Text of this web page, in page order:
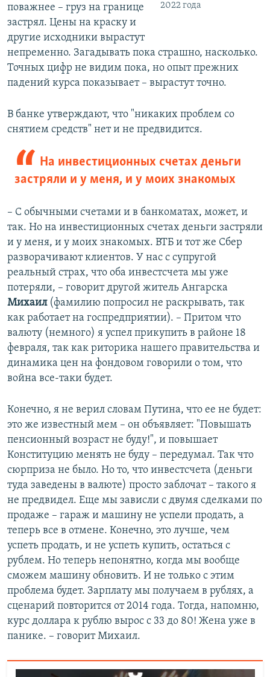
2022 года
поважнее – груз на границе
застрял. Цены на краску и
другие исходники вырастут
непременно. Загадывать пока страшно, насколько.
Точных цифр не видим пока, но опыт прежних
падений курса показывает – вырастут точно.
В банке утверждают, что "никаких проблем со
снятием средств" нет и не предвидится.
На инвестиционных счетах деньги
застряли и у меня, и у моих знакомых
– С обычными счетами и в банкоматах, может, и
так. Но на инвестиционных счетах деньги застряли
и у меня, и у моих знакомых. ВТБ и тот же Сбер
разворачивают клиентов. У нас с супругой
реальный страх, что оба инвестсчета мы уже
потеряли, – говорит другой житель Ангарска
Михаил(фамилию попросил не раскрывать, так
как работает на госпредприятии). – Притом что
валюту (немного) я успел прикупить в районе 18
февраля, так как риторика нашего правительства и
динамика цен на фондовом говорили о том, что
война все-таки будет.
Конечно, я не верил словам Путина, что ее не будет:
это же известный мем – он объявляет: "Повышать
пенсионный возраст не буду!", и повышает
Конституцию менять не буду – передумал. Так что
сюрприза не было. Но то, что инвестсчета (деньги
туда заведены в валюте) просто заблочат – такого я
не предвидел. Еще мы зависли с двумя сделками по
продаже – гараж и машину не успели продать, а
теперь все в отмене. Конечно, это лучше, чем
успеть продать, и не успеть купить, остаться с
рублем. Но теперь непонятно, когда мы вообще
сможем машину обновить. И не только с этим
проблема будет. Зарплату мы получаем в рублях, а
сценарий повторится от 2014 года. Тогда, напомню,
курс доллара к рублю вырос с 33 до 80! Жена уже в
панике. – говорит Михаил.